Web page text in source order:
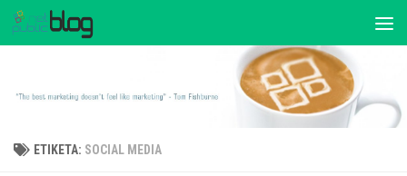
ΕΤΙΚΈΤΑ: SOCIAL MEDIA